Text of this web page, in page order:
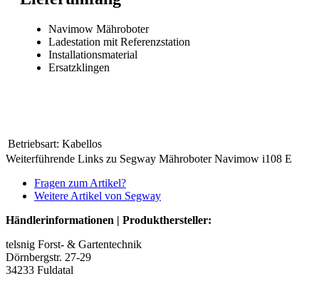
Navimow Mähroboter
Ladestation mit Referenzstation
Installationsmaterial
Ersatzklingen
Betriebsart: Kabellos
Weiterführende Links zu Segway Mähroboter Navimow i108 E
Fragen zum Artikel?
Weitere Artikel von Segway
Händlerinformationen | Produkthersteller:
telsnig Forst- & Gartentechnik
Dörnbergstr. 27-29
34233 Fuldatal